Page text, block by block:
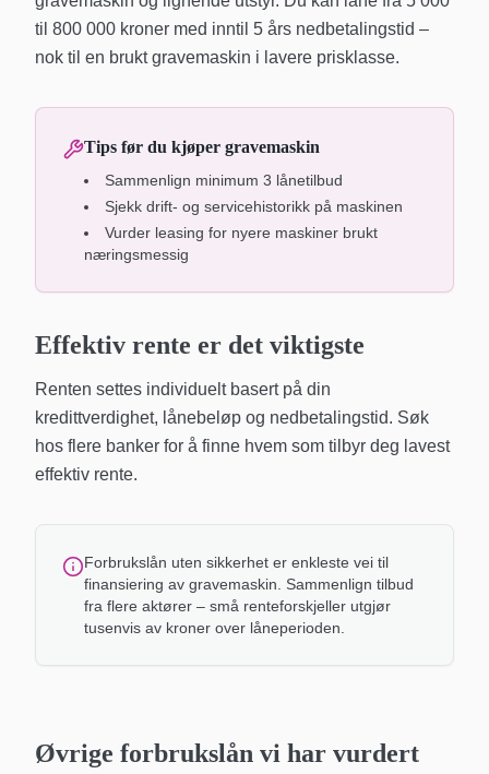
til 800 000 kroner med inntil 5 års nedbetalingstid –
nok til en brukt gravemaskin i lavere prisklasse.
Tips før du kjøper gravemaskin
Sammenlign minimum 3 lånetilbud
Sjekk drift- og servicehistorikk på maskinen
Vurder leasing for nyere maskiner brukt
næringsmessig
Effektiv rente er det viktigste
Renten settes individuelt basert på din
kredittverdighet, lånebeløp og nedbetalingstid. Søk
hos flere banker for å finne hvem som tilbyr deg lavest
effektiv rente.
Forbrukslån uten sikkerhet er enkleste vei til
finansiering av gravemaskin. Sammenlign tilbud
fra flere aktører – små renteforskjeller utgjør
tusenvis av kroner over låneperioden.
Øvrige forbrukslån vi har vurdert